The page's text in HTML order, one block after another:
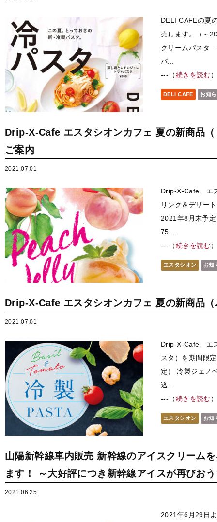
DELI CAFEの夏
売します。（～
クリームパスタ
パ...
---（続きを読む
DELI CAFE お知
Drip-X-Cafe エスタシオンカフェ 夏の新商品
ご案内
2021.07.01
Drip-X-Cafe、エ
リンク＆デザー
2021年8月末予
75...
---（続きを読む
エスタシオン お知
Drip-X-Cafe エスタシオンカフェ 夏の新商品
2021.07.01
Drip-X-Cafe、エ
スタ）を期間限
定） 冷製ジェ
込...
---（続きを読む
エスタシオン お知
山陽新幹線車内販売 新幹線のアイスクリーム
ます！ ～大好評につき新幹線アイスが再びお
2021.06.25
2021年6月29日